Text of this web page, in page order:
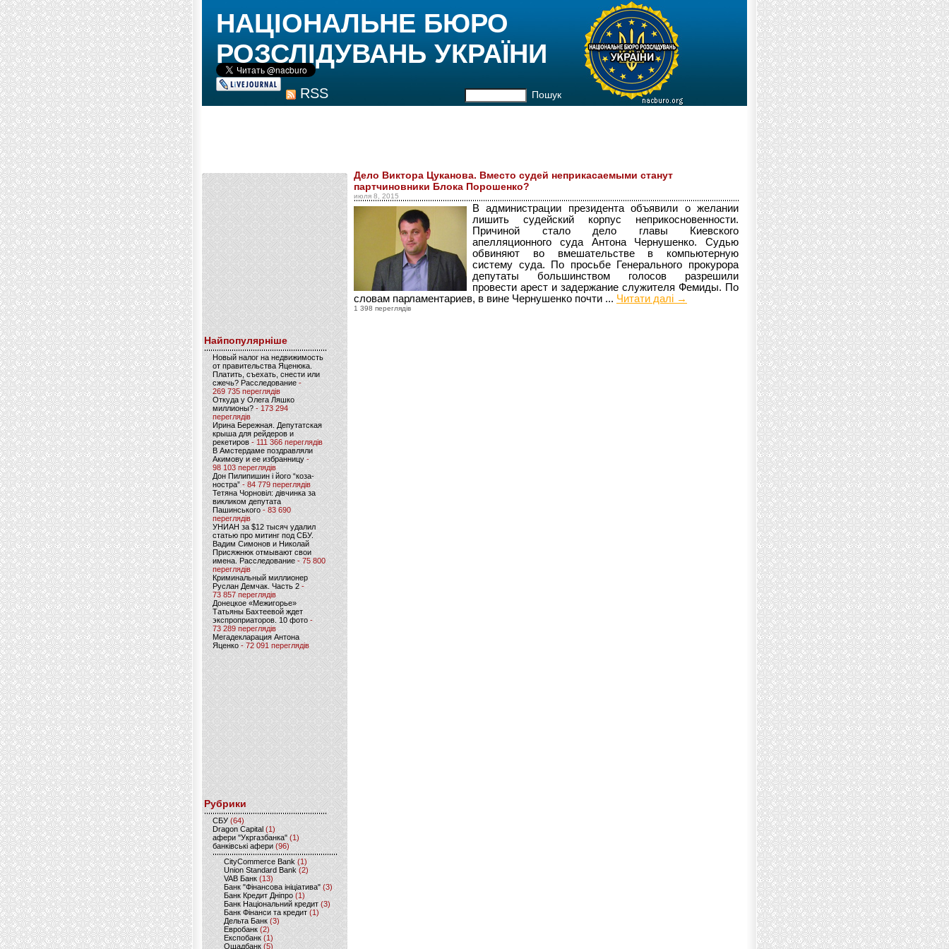
RSS Пошук
НАЦІОНАЛЬНЕ БЮРО
РОЗСЛІДУВАНЬ УКРАЇНИ
Найпопулярніше
Новый налог на недвижимость
от правительства Яценюка.
Платить, съехать, снести или
сжечь? Расследование-
269 735 переглядів
Откуда у Олега Ляшко
миллионы? - 173 294
переглядів
Ирина Бережная. Депутатская
крыша для рейдеров и
рекетиров - 111 366 переглядів
В Амстердаме поздравляли
Акимову и ее избранницу -
98 103 переглядів
Дон Пилипишин і його “коза-
ностра” - 84 779 переглядів
Тетяна Чорновіл: дівчинка за
викликом депутата
Пашинського- 83 690
переглядів
УНИАН за $12 тысяч удалил
статью про митинг под СБУ.
Вадим Симонов и Николай
Присяжнюк отмывают свои
имена. Расследование - 75 800
переглядів
Криминальный миллионер
Руслан Демчак. Часть 2-
73 857 переглядів
Донецкое «Межигорье»
Татьяны Бахтеевой ждет
экспроприаторов. 10 фото -
73 289 переглядів
Мегадекларация Антона
Яценко - 72 091 переглядів
Рубрики
CБУ (64)
Dragon Capital (1)
афери "Укргазбанка" (1)
банківські афери (96)
CityCommerce Bank (1)
Union Standard Bank (2)
VAB Банк (13)
Банк "Фінансова ініціатива" (3)
Банк Кредит Дніпро (1)
Банк Національний кредит (3)
Банк Фінанси та кредит (1)
Дельта Банк (3)
Евробанк(2)
Експобанк (1)
Ощадбанк(5)
Дело Виктора Цуканова. Вместо судей неприкасаемыми станут
партчиновники Блока Порошенко?
июля 8, 2015
В администрации президента объявили о желании
лишить судейский корпус неприкосновенности.
Причиной стало дело главы Киевского
апелляционного суда Антона Чернушенко. Судью
обвиняют во вмешательстве в компьютерную
систему суда. По просьбе Генерального прокурора
депутаты большинством голосов разрешили
провести арест и задержание служителя Фемиды. По
словам парламентариев, в вине Чернушенко почти ... Читати далі →
1 398 переглядів